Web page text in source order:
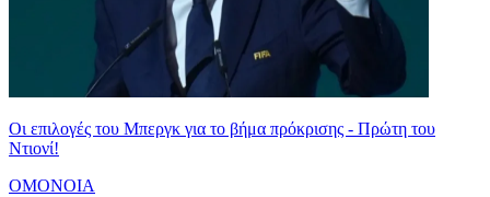
Οι επιλογές του Μπεργκ για το βήμα πρόκρισης - Πρώτη του
Ντιονί!
ΟΜΟΝΟΙΑ